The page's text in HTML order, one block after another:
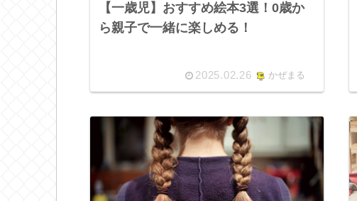
【一歳児】おすすめ絵本3選！0歳か
ら親子で一緒に楽しめる！
2025.02.26 かぜまる